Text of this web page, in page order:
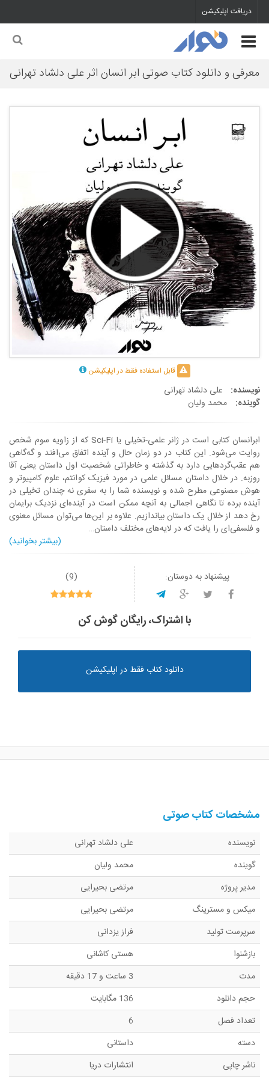
دریافت اپلیکیشن
معرفی و دانلود کتاب صوتی ابر انسان اثر علی دلشاد تهرانی
قابل استفاده فقط در اپلیکیشن
نویسنده:
علی دلشاد تهرانی
گوینده:
محمد ولیان
ابرانسان کتابی است در ژانر علمی-تخیلی یا Sci-Fi که از زاویه سوم شخص
روایت می‌شود. این کتاب در دو زمان حال و آینده اتفاق می‌افتد و گه‌گاهی
هم عقب‌گرد‌هایی دارد به گذشته و خاطراتی شخصیت اول داستان یعنی آقا
روزبه. در خلال داستان مسائل علمی در مورد فیزیک کوانتم، علوم کامپیوتر و
هوش مصنوعی مطرح شده و نویسنده شما را به سفری نه چندان تخیلی در
آینده برده تا نگاهی اجمالی به آنچه ممکن است در آینده‌ای نزدیک برایمان
رخ دهد از خلال یک داستان بیاندازیم. علاوه بر این‌ها می‌توان مسائل معنوی
و فلسفی‌ای را یافت که در لایه‌های مختلف داستان…
(بیشتر بخوانید)
(
9
) پیشنهاد به دوستان:
با اشتراک، رایگان گوش کن
دانلود کتاب فقط در اپلیکیشن
مشخصات کتاب صوتی
نویسنده
علی دلشاد تهرانی
گوینده
محمد ولیان
مدیر پروژه
مرتضی بحیرایی
میکس و مسترینگ
مرتضی بحیرایی
سرپرست تولید
فراز یزدانی
بازشنوا
هستی کاشانی
مدت
3 ساعت و 17 دقیقه
حجم دانلود
136 مگابایت
تعداد فصل
6
دسته
داستانی
ناشر چاپی
انتشارات دریا